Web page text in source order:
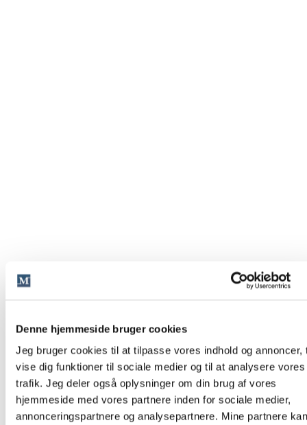
Denne hjemmeside bruger cookies
Jeg bruger cookies til at tilpasse vores indhold og annoncer,
vise dig funktioner til sociale medier og til at analysere vores
trafik. Jeg deler også oplysninger om din brug af vores
hjemmeside med vores partnere inden for sociale medier,
annonceringspartnere og analysepartnere. Mine partnere kan